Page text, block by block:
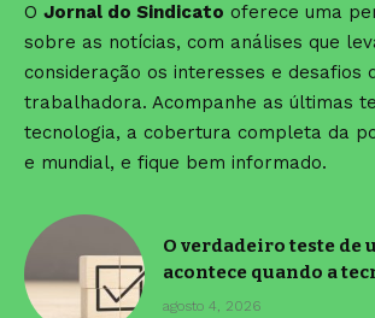
O Jornal do Sindicato oferece uma
sobre as notícias, com análises que
consideração os interesses e desafios
trabalhadora. Acompanhe as últimas
tecnologia, a cobertura completa da
e mundial, e fique bem informado.
O verdadeiro teste de
acontece quando a
agosto 4, 2026